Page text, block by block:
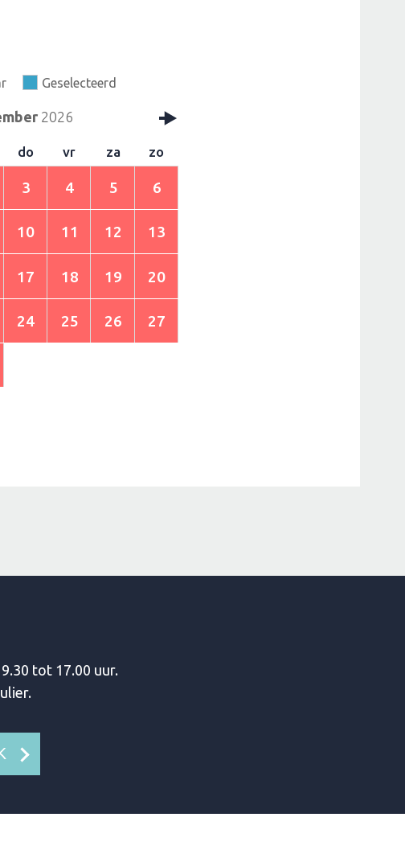
Geselecteerd
2026
do vr za zo
3 4 5 6
10 11 12 13
17 18 19 20
24 25 26 27
tot 17.00 uur.